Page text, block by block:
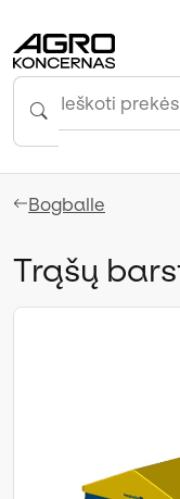
Bogballe
Trąšų